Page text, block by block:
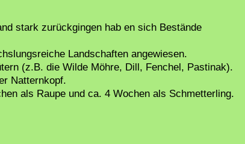
stark zurückgingen hab en sich Bestände
Landschaften angewiesen.
(z.B. die Wilde Möhre, Dill, Fenchel, Pastinak).
Natternkopf.
als Raupe und ca. 4 Wochen als Schmetterling.